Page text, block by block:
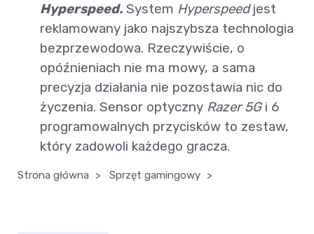
Hyperspeed. System Hyperspeedjest
reklamowany jako najszybsza technologia
bezprzewodowa. Rzeczywiście, o
opóźnieniach nie ma mowy, a sama
precyzja działania nie pozostawia nic do
życzenia. Sensor optyczny Razer 5Gi 6
programowalnych przycisków to zestaw,
który zadowoli każdego gracza.
Strona główna > Sprzęt gamingowy >